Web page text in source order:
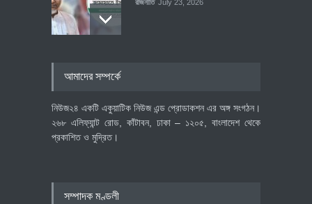
রাজনীতি July 23, 2026
আমাদের সম্পর্কে
নিউজ২৪ একটি একুয়াটিক নিউজ এন্ড প্রোডাকশন এর অঙ্গ সংগঠন।
২৬৮ এলিফ্যান্ট রোড, কাঁটাবন, ঢাকা – ১২০৫, বাংলাদেশ থেকে
প্রকাশিত ও মুদ্রিত।
সম্পাদক মণ্ডলী